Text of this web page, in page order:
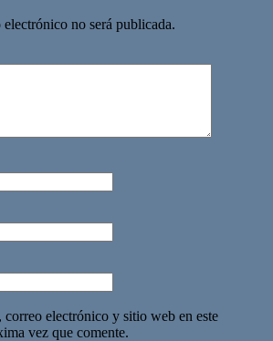
no será publicada.
electrónico y sitio web en este
vez que comente.